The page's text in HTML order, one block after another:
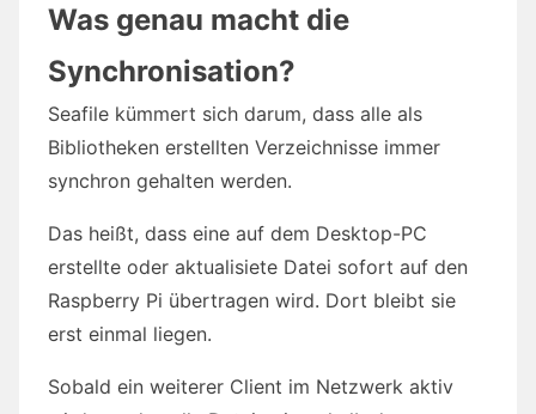
Was genau macht die
Synchronisation?
Seafile kümmert sich darum, dass alle als
Bibliotheken erstellten Verzeichnisse immer
synchron gehalten werden.
Das heißt, dass eine auf dem Desktop-PC
erstellte oder aktualisiete Datei sofort auf den
Raspberry Pi übertragen wird. Dort bleibt sie
erst einmal liegen.
Sobald ein weiterer Client im Netzwerk aktiv